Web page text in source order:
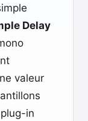
Delay
valeur
in